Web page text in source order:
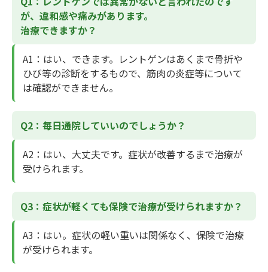
が、違和感や痛みがあります。
治療できますか？
A1 ：はい、できます。レントゲンはあくまで骨折や
ひび等の診断をするもので、筋肉の炎症等について
は確認ができません。
Q2：毎日通院していいのでしょうか？
A2 ：はい、大丈夫です。症状が改善するまで治療が
受けられます。
Q3：症状が軽くても保険で治療が受けられますか？
A3 ：はい。症状の軽い重いは関係なく、保険で治療
が受けられます。